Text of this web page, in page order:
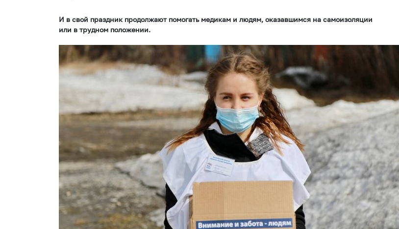
И в свой праздник продолжают помогать медикам и людям, оказавшимся на самоизоляции
или в трудном положении.